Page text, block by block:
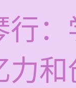
行
力